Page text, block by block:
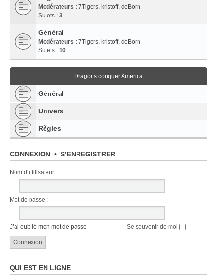
Modérateurs : 7Tigers, kristoff, deBorn
Sujets : 3
Général
Modérateurs : 7Tigers, kristoff, deBorn
Sujets : 10
Dragons conquer America
Général
Univers
Règles
CONNEXION • S’ENREGISTRER
Nom d’utilisateur :
Mot de passe :
J’ai oublié mon mot de passe Se souvenir de moi
QUI EST EN LIGNE